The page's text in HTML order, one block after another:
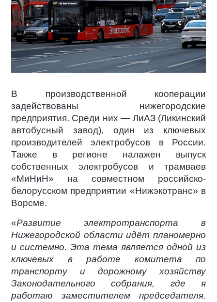
В производственной кооперации
задействованы нижегородские
предприятия. Среди них — ЛиАЗ (Ликинский
автобусный завод), один из ключевых
производителей электробусов в России.
Также в регионе налажен выпуск
собственных электробусов и трамваев
«МиНиН» на совместном российско-
белорусском предприятии «Нижэкотранс» в
Ворсме.
«Развитие электротранспорта в
Нижегородской области идёт планомерно
и системно. Эта тема является одной из
ключевых в работе комитета по
транспорту и дорожному хозяйству
Законодательного собрания, где я
работаю заместителем председателя.